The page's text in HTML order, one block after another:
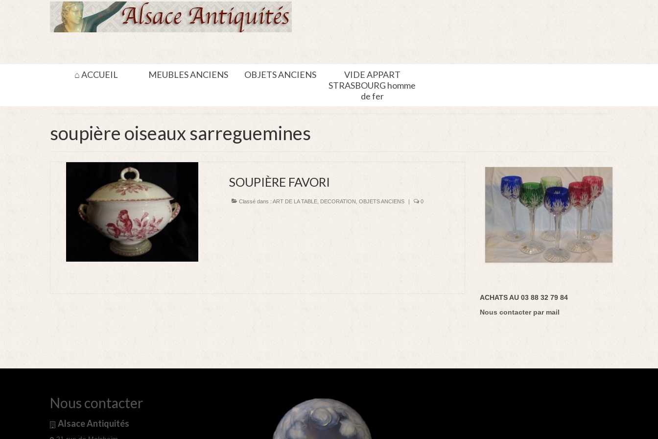
⌂ ACCUEIL MEUBLES ANCIENS OBJETS ANCIENS
VIDE APPART
STRASBOURG homme
de fer
soupière oiseaux sarreguemines
SOUPIÈRE FAVORI
Classé dans : ART DE LA TABLE, DECORATION OBJETS ANCIENS | 0
ACHATS AU 03 88 32 79 84
Nous contacter par mail
Nous contacter
Alsace Antiquités